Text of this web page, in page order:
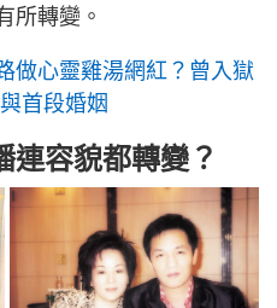
所轉變。
做心靈雞湯網紅？曾入獄
首段婚姻
連容貌都轉變？